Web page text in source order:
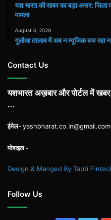
यश भारत की खबर का बड़ा असर: जिला
मामला
August 6, 2026
गुलौआ तालाब में अब न म्यूजिक बज रहा न
Contact Us
यशभारत अख़बार और पोर्टल में
...
ईमेल-yashbharat.co.in@gmail.com
मोबाइल -
Design & Manged By Tapti
Follow Us